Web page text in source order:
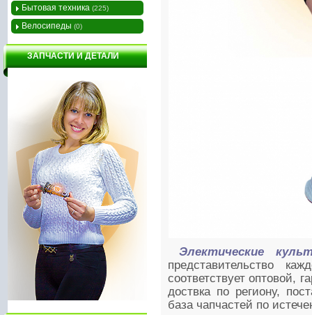
Электические
представительство
соответствует оптовой,
доствка по региону,
база чапчастей по
Бытовая техника (225)
Велосипеды (0)
ЗАПЧАСТИ И ДЕТАЛИ